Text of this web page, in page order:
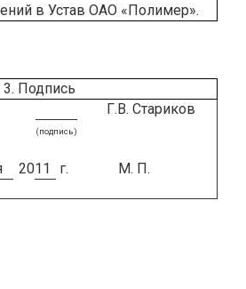
в Устав ОАО «Полимер».
3. Подпись
Г.В. Стариков
(подпись)
2011 г. М. П.